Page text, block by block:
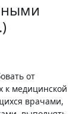
от
к медицинской
врачами,